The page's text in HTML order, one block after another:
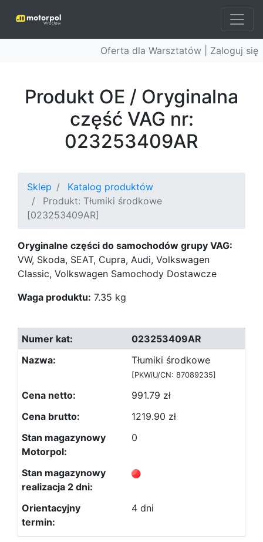
Oferta dla Warsztatów | Zaloguj się
Produkt OE / Oryginalna
część VAG nr:
023253409AR
Sklep
Katalog produktów
Produkt: Tłumiki środkowe
[023253409AR]
Oryginalne części do samochodów grupy VAG:
VW, Skoda, SEAT, Cupra, Audi, Volkswagen
Classic, Volkswagen Samochody Dostawcze
Waga produktu: 7.35 kg
023253409AR
Tłumiki środkowe
[PKWiU/CN: 87089235]
991.79 zł
1219.90 zł
0
4 dni